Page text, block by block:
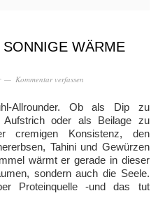
WÄRME
Kommentar verfassen
Allrounder. Ob als Dip zu
Aufstrich oder als Beilage zu
cremigen Konsistenz, den
Tahini und Gewürzen
wärmt er gerade in dieser
sondern auch die Seele.
Proteinquelle -und das tut